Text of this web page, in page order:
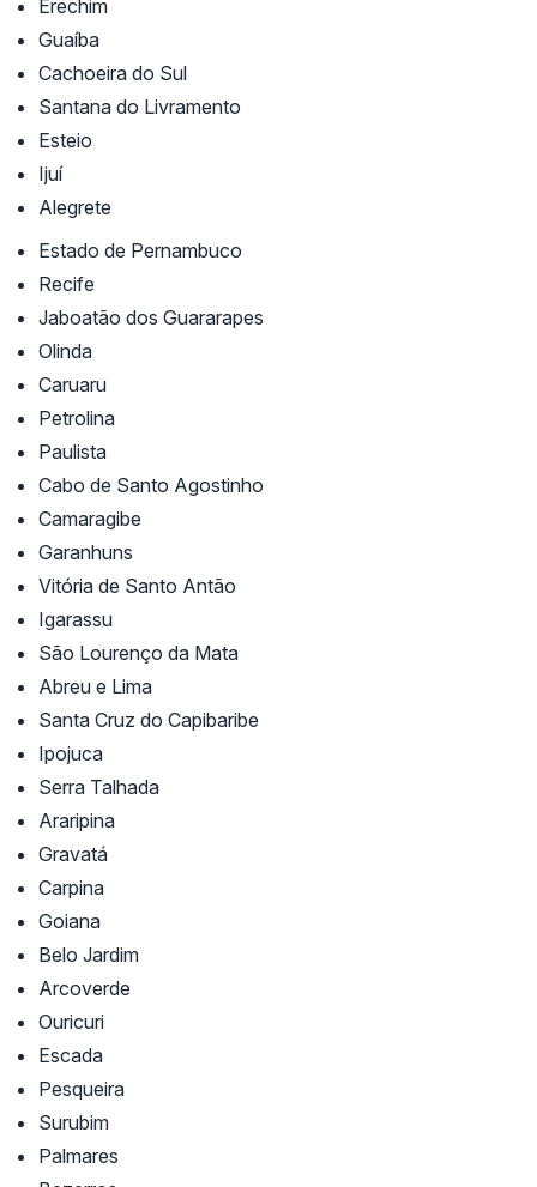
Erechim
Guaíba
Cachoeira do Sul
Santana do Livramento
Esteio
Ijuí
Alegrete
Estado de Pernambuco
Recife
Jaboatão dos Guararapes
Olinda
Caruaru
Petrolina
Paulista
Cabo de Santo Agostinho
Camaragibe
Garanhuns
Vitória de Santo Antão
Igarassu
São Lourenço da Mata
Abreu e Lima
Santa Cruz do Capibaribe
Ipojuca
Serra Talhada
Araripina
Gravatá
Carpina
Goiana
Belo Jardim
Arcoverde
Ouricuri
Escada
Pesqueira
Surubim
Palmares